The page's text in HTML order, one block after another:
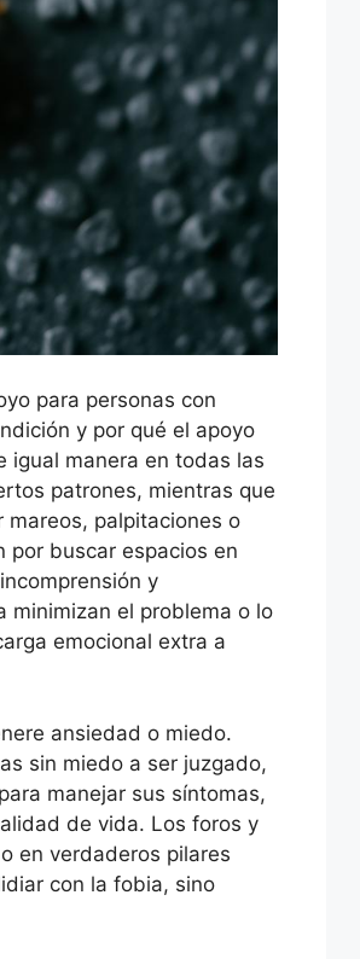
para personas con
y por qué el apoyo
igual manera en todas las
patrones, mientras que
mareos, palpitaciones o
por buscar espacios en
y
minimizan el problema o lo
emocional extra a
ansiedad o miedo.
sin miedo a ser juzgado,
manejar sus síntomas,
de vida. Los foros y
en verdaderos pilares
con la fobia, sino